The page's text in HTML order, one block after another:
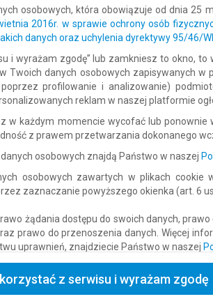
Dodano: 2026-05-30 09:36:28
iPhone 16 pro max Na sprzedaż
› Sprzedam
Dodano: 2026-05-30 09:36:27
osobowych, która obowiązuje od dnia 25
2016r. w sprawie ochrony osób
danych oraz uchylenia dyrektywy 95/46/
i wyrażam zgodę” lub zamkniesz to okno,
Twoich danych osobowych zapisywanych w
profilowanie i analizowanie)
reklam w naszej platformie
w każdym momencie wycofać lub ponownie
z prawem przetwarzania dokonanego
osobowych znajdą Państwo w naszej
osobowych zawartych w plikach cookie
zaznaczanie powyższego okienka (art. 6
żądania dostępu do swoich danych,
prawo do przenoszenia danych. Więcej
uprawnień, znajdziecie Państwo w naszej
z serwisu i wyrażam zgodę